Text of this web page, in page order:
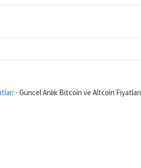
- Güncel Anlık Bitcoin ve Altcoin Fiyatları